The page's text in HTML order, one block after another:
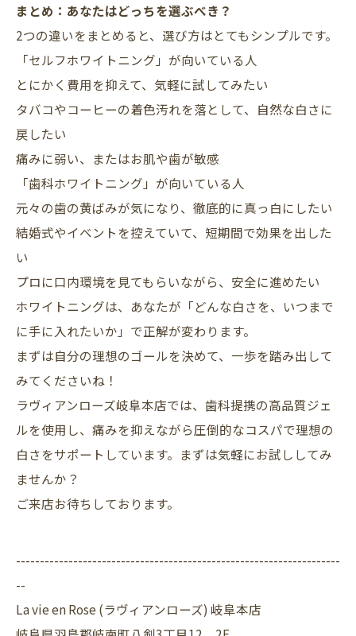
まとめ：あなたはどっちを選ぶべき？
2つの違いをまとめると、選び方はとてもシンプルです。
「セルフホワイトニング」が向いている人
とにかく費用を抑えて、気軽に試してみたい
タバコやコーヒーの着色汚れを落として、自然な白さに
戻したい
痛みに弱い、またはお肌や歯が敏感
「歯科ホワイトニング」が向いている人
元々の歯の黄ばみが気になり、徹底的に真っ白にしたい
結婚式やイベントを控えていて、短期間で効果を出した
い
プロに口内環境を見てもらいながら、安全に進めたい
ホワイトニングは、あなたが「どんな白さを、いつまで
に手に入れたいか」で正解が変わります。
まずは自分の理想のゴールを決めて、一歩を踏み出して
みてくださいね！
ラヴィアンローズ岐阜本店では、歯科提携の高品質ジェ
ルを使用し、痛みを抑えながら圧倒的なコスパで理想の
白さをサポートしています。まずは気軽にお試ししてみ
ませんか？
ご来店お待ちしております。
--------------------------------------------------------------------
--
La vie en Rose (ラヴィアンローズ) 岐阜本店